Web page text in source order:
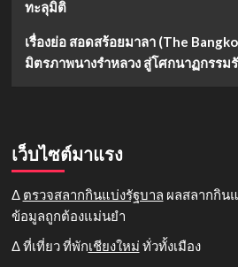
ทะลุมิติ
เรื่องย่อ สอดสร้อยมาลา (The
มิตรภาพนางรำหลวง สู่โศกนาฏกรรม
เว็บไซต์มาแรง
Δ ตรวจสลากกินแบ่งรัฐบาล ผลสลากกิน
ข้อมูลถูกต้องแม่นยำ
Δ ที่เที่ยว ที่พักเชียงใหม่ ทั่วทั้งเมือง